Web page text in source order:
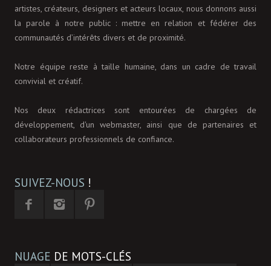
artistes, créateurs, designers et acteurs locaux, nous donnons aussi
la parole à notre public : mettre en relation et fédérer des
communautés d’intérêts divers et de proximité.
Notre équipe reste à taille humaine, dans un cadre de travail
convivial et créatif.
Nos deux rédactrices sont entourées de chargées de
développement, d'un webmaster, ainsi que de partenaires et
collaborateurs professionnels de confiance.
SUIVEZ-NOUS !
NUAGE DE MOTS-CLÉS